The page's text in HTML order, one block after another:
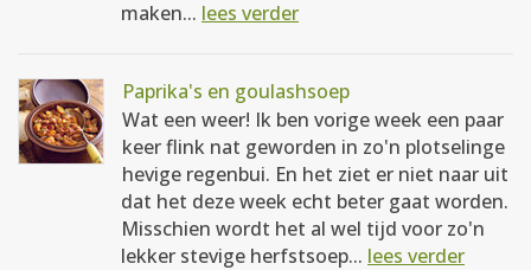
maken... lees verder
Paprika's en goulashsoep
Wat een weer! Ik ben vorige week een paar
keer flink nat geworden in zo'n plotselinge
hevige regenbui. En het ziet er niet naar uit
dat het deze week echt beter gaat worden.
Misschien wordt het al wel tijd voor zo'n
lekker stevige herfstsoep... lees verder